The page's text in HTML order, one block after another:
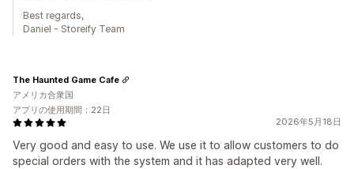
Best regards,
Daniel - Storeify Team
2026年5月18日
Very good and easy to use. We use it to allow customers to do
special orders with the system and it has adapted very well.
The Haunted Game Cafe
アメリカ合衆国
アプリの使用期間：22日